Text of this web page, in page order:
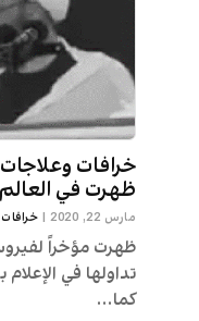
خرافات
ظهرت في
مارس 22, 2020 | خرافات
ظهرت مؤخراً
تداولها في
كما...